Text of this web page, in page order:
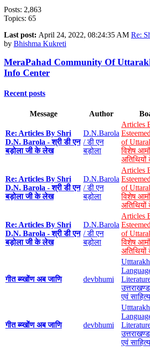
Posts: 2,863
Topics: 65
Last post: April 24, 2022, 08:24:35 AM Re:
by Bhishma Kukreti
MeraPahad Community Of
Info Center
Recent posts
Message Author
Re: Articles By Shri
D.N. Barola - श्री डी एन
बड़ोला जी के लेख
D.N.Barola
/ डी एन
बड़ोला
Articles
of
विशेष
Re: Articles By Shri
D.N. Barola - श्री डी एन
बड़ोला जी के लेख
D.N.Barola
/ डी एन
बड़ोला
Articles
of
विशेष
Re: Articles By Shri
D.N. Barola - श्री डी एन
बड़ोला जी के लेख
D.N.Barola
/ डी एन
बड़ोला
Articles
of
विशेष
गीत ब्य्खोंण अब जाणि devbhumi
एवं साहित्य
गीत ब्य्खोंण अब जाणि devbhumi
एवं साहित्य